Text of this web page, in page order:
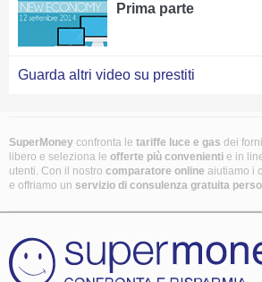
Prima parte
Guarda altri video su prestiti
SuperMoney confronta le tariffe luce e gas dei
libero e seleziona le offerte più convenienti e in
utenti. Con il nostro comparatore online aiutiamo i
e offriamo un servizio di consulenza gratuita